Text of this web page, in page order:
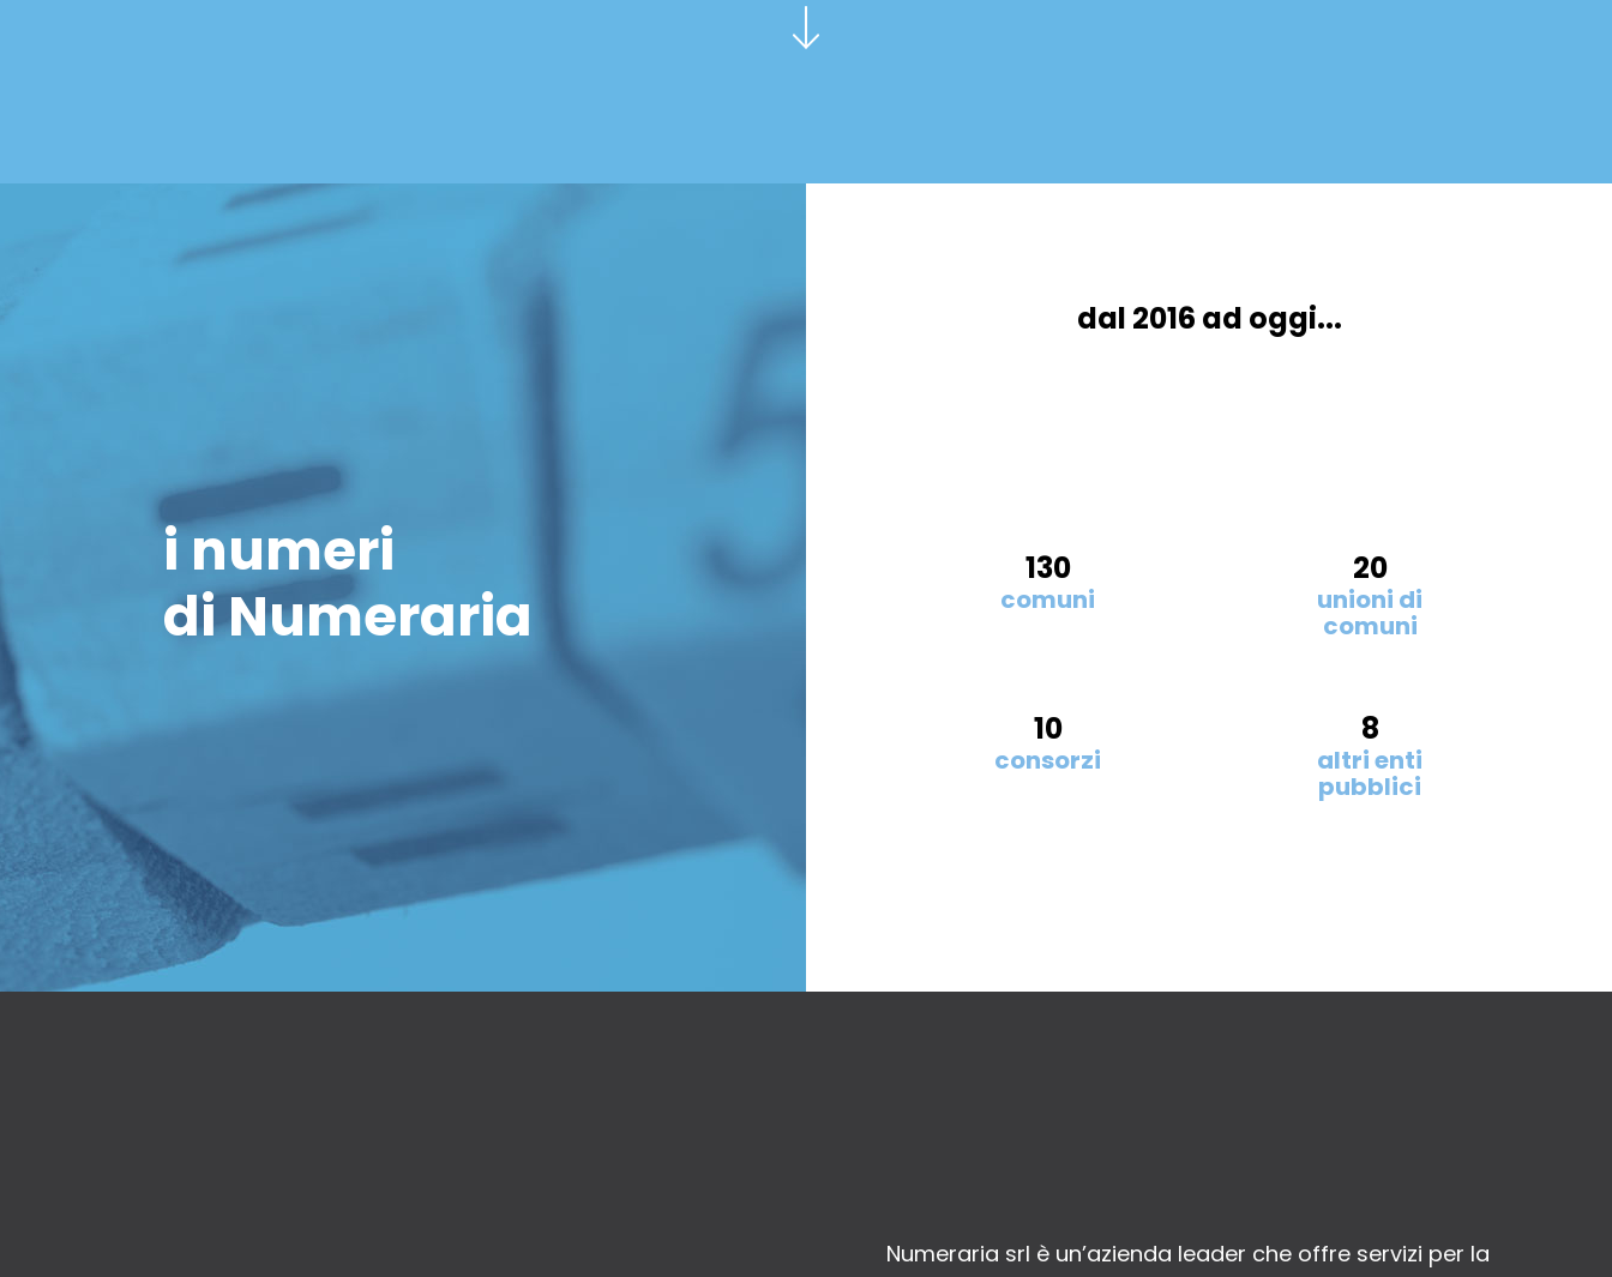
i numeri
di Numeraria
dal 2016 ad oggi...
130
comuni
20
unioni di
comuni
10
consorzi
8
altri enti
pubblici
Numeraria srl è un’azienda leader che offre servizi per la